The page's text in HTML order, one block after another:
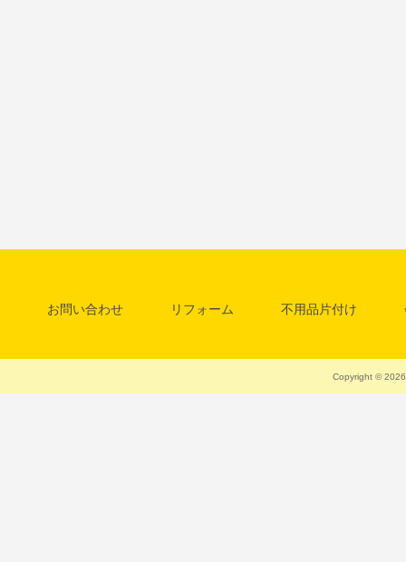
お問い合わせ リフォーム 不用品片付け
Copyright ©